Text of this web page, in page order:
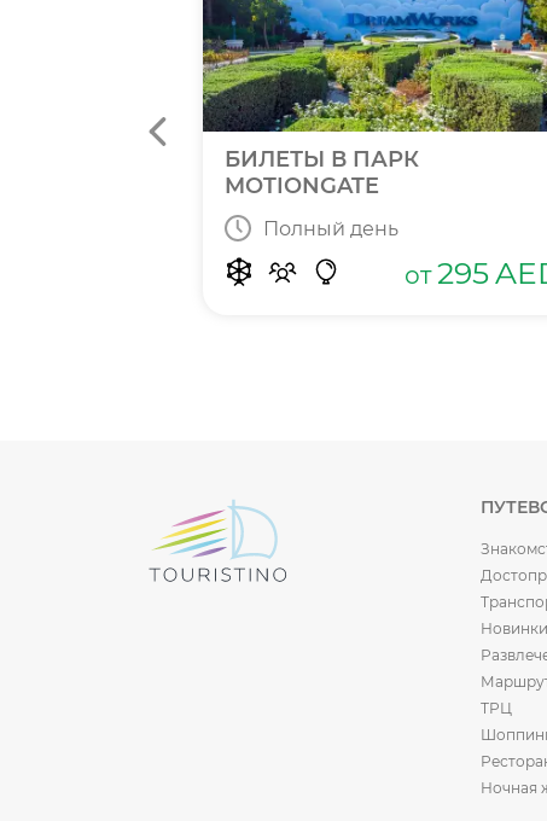
БИЛЕТЫ В ПАРК
MOTIONGATE
Полный день
от 295
Новинки
ТРЦ
Ночная